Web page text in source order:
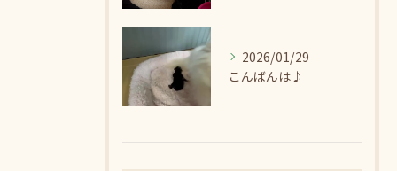
2026/01/29
こんばんは♪